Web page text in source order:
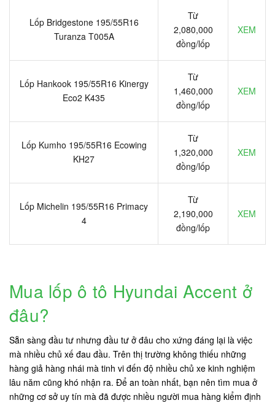
Lốp Bridgestone 195/55R16
Turanza T005A
Từ
2,080,000
đồng/lốp
XEM
Lốp Hankook 195/55R16 Kinergy
Eco2 K435
Từ
1,460,000
đồng/lốp
XEM
Lốp Kumho 195/55R16 Ecowing
KH27
Từ
1,320,000
đồng/lốp
XEM
Lốp Michelin 195/55R16 Primacy
4
Từ
2,190,000
đồng/lốp
XEM
Mua lốp ô tô Hyundai Accent ở
đâu?
Sẵn sàng đầu tư nhưng đầu tư ở đâu cho xứng đáng lại là việc
mà nhiều chủ xế đau đầu. Trên thị trường không thiếu những
hàng giả hàng nhái mà tinh vi đến độ nhiều chủ xe kinh nghiệm
lâu năm cũng khó nhận ra. Để an toàn nhất, bạn nên tìm mua ở
những cơ sở uy tín mà đã được nhiều người mua hàng kiểm định